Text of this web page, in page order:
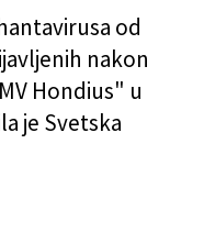
od
nakon
Hondius" u
je Svetska